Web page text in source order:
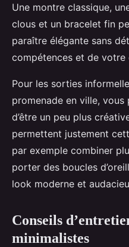
Une montre classique,
clous et un bracelet fin
paraître élégante sans
compétences et de votre
Pour les sorties
promenade en ville,
d’être un peu plus
permettent justement
par exemple combiner
porter des boucles
look moderne et
Conseils
minimalistes